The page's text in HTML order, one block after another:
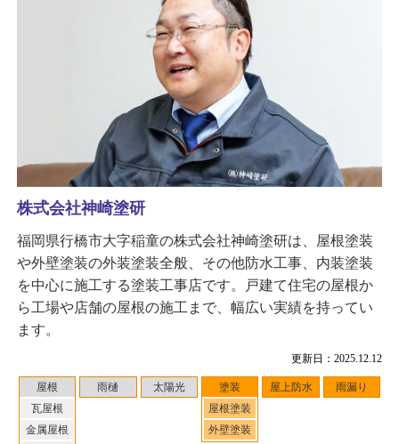
更新日：2025.12.12
屋根
瓦屋根
金属屋根
雨樋 太陽光
塗装
屋根塗装
外壁塗装
屋上防水 雨漏り
株式会社神崎塗研
福岡県行橋市大字稲童の株式会社神崎塗研は、屋根塗装
や外壁塗装の外装塗装全般、その他防水工事、内装塗装
を中心に施工する塗装工事店です。戸建て住宅の屋根か
ら工場や店舗の屋根の施工まで、幅広い実績を持ってい
ます。